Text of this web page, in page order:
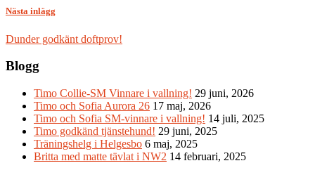
Nästa inlägg
Dunder godkänt doftprov!
Blogg
Timo Collie-SM Vinnare i vallning! 29 juni, 2026
Timo och Sofia Aurora 26 17 maj, 2026
Timo och Sofia SM-vinnare i vallning! 14 juli, 2025
Timo godkänd tjänstehund! 29 juni, 2025
Träningshelg i Helgesbo 6 maj, 2025
Britta med matte tävlat i NW2 14 februari, 2025